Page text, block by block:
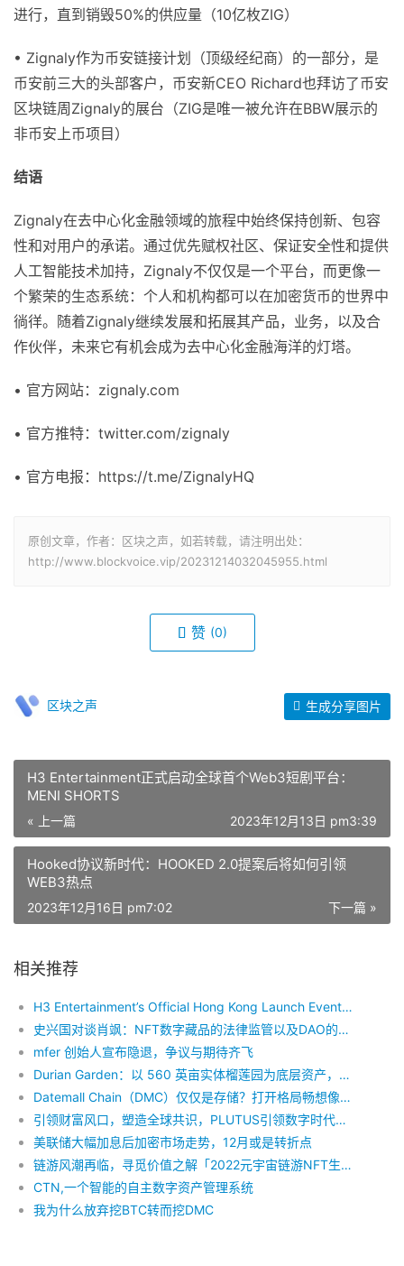
进行，直到销毁50%的供应量（10亿枚ZIG）
• Zignaly作为币安链接计划（顶级经纪商）的一部分，是
币安前三大的头部客户，币安新CEO Richard也拜访了币安
区块链周Zignaly的展台（ZIG是唯一被允许在BBW展示的
非币安上币项目）
结语
Zignaly在去中心化金融领域的旅程中始终保持创新、包容
性和对用户的承诺。通过优先赋权社区、保证安全性和提供
人工智能技术加持，Zignaly不仅仅是一个平台，而更像一
个繁荣的生态系统：个人和机构都可以在加密货币的世界中
徜徉。随着Zignaly继续发展和拓展其产品，业务，以及合
作伙伴，未来它有机会成为去中心化金融海洋的灯塔。
• 官方网站：zignaly.com
• 官方推特：twitter.com/zignaly
• 官方电报：https://t.me/ZignalyHQ
原创文章，作者：区块之声，如若转载，请注明出处：
http://www.blockvoice.vip/20231214032045955.html
赞 (0)
区块之声 生成分享图片
H3 Entertainment正式启动全球首个Web3短剧平台：
MENI SHORTS
« 上一篇 2023年12月13日 pm3:39
Hooked协议新时代：HOOKED 2.0提案后将如何引领
WEB3热点
下一篇 »
2023年12月16日 pm7:02
相关推荐
H3 Entertainment’s Official Hong Kong Launch Event: “REN(AI)SSANCE – Pioneering Entertainment 3.0”
史兴国对谈肖飒：NFT数字藏品的法律监管以及DAO的中国化可能路径
mfer 创始人宣布隐退，争议与期待齐飞
Durian Garden：以 560 英亩实体榴莲园为底层资产，重新定义全球 RWA 的价值锚定
Datemall Chain（DMC）仅仅是存储？打开格局畅想像未来巨大价值可能性
引领财富风口，塑造全球共识，PLUTUS引领数字时代新元年
美联储大幅加息后加密市场走势，12月或是转折点
链游风潮再临，寻觅价值之解「2022元宇宙链游NFT生态峰会」将于贵阳开幕！
CTN,一个智能的自主数字资产管理系统
我为什么放弃挖BTC转而挖DMC